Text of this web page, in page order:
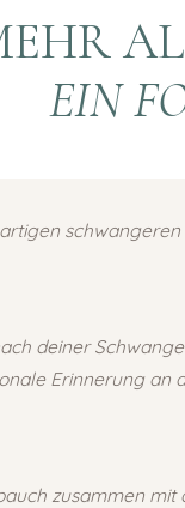
EIN
deiner
Erinnerung an
zusammen